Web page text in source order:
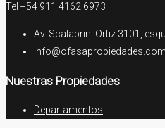
Tel +54 911 4162 6973
Av. Scalabrini Ortiz 3101,
info@ofasapropiedades.com
Nuestras Propiedades
Departamentos